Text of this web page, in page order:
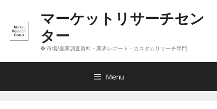
へ
マーケットリサーチセン
ター
❖ 市場/産業調査資料・業界レポート・カスタムリサーチ専門
Menu